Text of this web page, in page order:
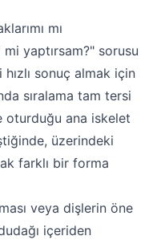
mı
yaptırsam?" sorusu
sonuç almak için
sıralama tam tersi
oturduğu ana iskelet
üzerindeki
farklı bir forma
veya dişlerin öne
içeriden